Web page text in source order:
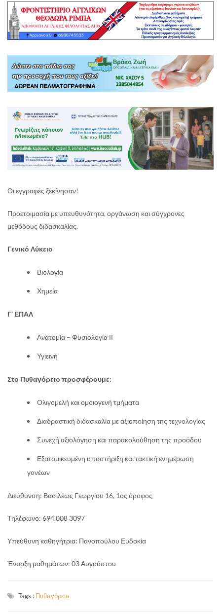
Οι εγγραφές ξεκίνησαν!
Προετοιμασία με υπευθυνότητα, οργάνωση και σύγχρονες
μεθόδους διδασκαλίας.
Γενικό Λύκειο
Βιολογία
Χημεία
Γ’ ΕΠΑΛ
Ανατομία – Φυσιολογία ΙΙ
Υγιεινή
Στο Πυθαγόρειο προσφέρουμε:
Ολιγομελή και ομοιογενή τμήματα
Διαδραστική διδασκαλία με αξιοποίηση της τεχνολογίας
Συνεχή αξιολόγηση και παρακολούθηση της προόδου
Εξατομικευμένη υποστήριξη και τακτική ενημέρωση
γονέων
Διεύθυνση: Βασιλέως Γεωργίου 16, 1ος όροφος
Τηλέφωνο: 694 008 3097
Υπεύθυνη καθηγήτρια: Πανοπούλου Ευδοκία
Έναρξη μαθημάτων: 03 Αυγούστου
Tags : Πυθαγόρειο